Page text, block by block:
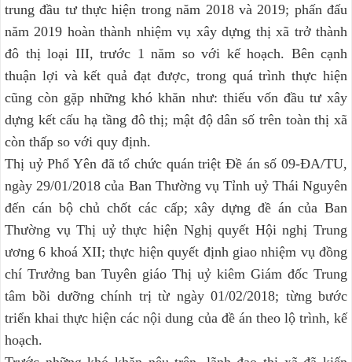
trung đầu tư thực hiện trong năm 2018 và 2019; phấn đấu
năm 2019 hoàn thành nhiệm vụ xây dựng thị xã trở thành
đô thị loại III, trước 1 năm so với kế hoạch. Bên cạnh
thuận lợi và kết quả đạt được, trong quá trình thực hiện
cũng còn gặp những khó khăn như: thiếu vốn đầu tư xây
dựng kết cấu hạ tầng đô thị; mật độ dân số trên toàn thị xã
còn thấp so với quy định.
Thị uỷ Phổ Yên đã tổ chức quán triệt Đề án số 09-ĐA/TU,
ngày 29/01/2018 của Ban Thường vụ Tỉnh uỷ Thái Nguyên
đến cán bộ chủ chốt các cấp; xây dựng đề án của Ban
Thường vụ Thị uỷ thực hiện Nghị quyết Hội nghị Trung
ương 6 khoá XII; thực hiện quyết định giao nhiệm vụ đồng
chí Trưởng ban Tuyên giáo Thị uỷ kiêm Giám đốc Trung
tâm bồi dưỡng chính trị từ ngày 01/02/2018; từng bước
triển khai thực hiện các nội dung của đề án theo lộ trình, kế
hoạch.